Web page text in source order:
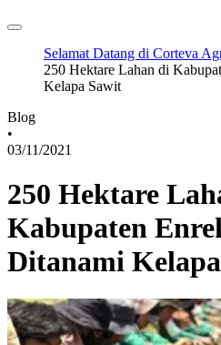
Selamat Datang di Corteva
250 Hektare Lahan di
Kelapa Sawit
Blog
•
03/11/2021
250 Hektare
Kabupaten
Ditanami